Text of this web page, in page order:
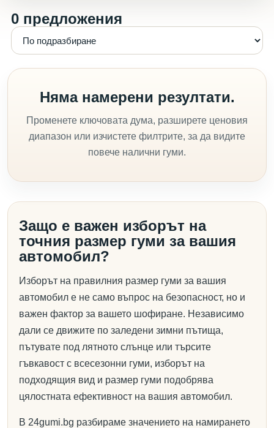
0 предложения
Няма намерени резултати.
Променете ключовата дума, разширете ценовия
диапазон или изчистете филтрите, за да видите
повече налични гуми.
Защо е важен изборът на
точния размер гуми за вашия
автомобил?
Изборът на правилния размер гуми за вашия
автомобил е не само въпрос на безопасност, но и
важен фактор за вашето шофиране. Независимо
дали се движите по заледени зимни пътища,
пътувате под лятното слънце или търсите
гъвкавост с всесезонни гуми, изборът на
подходящия вид и размер гуми подобрява
цялостната ефективност на вашия автомобил.
В 24gumi.bg разбираме значението на намирането